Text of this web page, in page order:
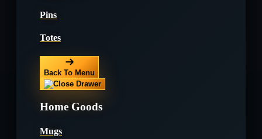
Pins
Totes
Back To Menu
Home Goods
Mugs